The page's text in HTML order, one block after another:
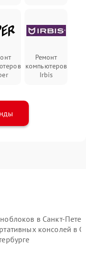
Ремонт
компьютеров
Irbis
в Санкт-
консолей в